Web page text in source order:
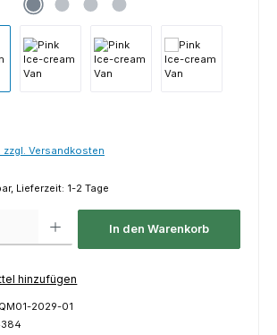
zzgl. Versandkosten
Lieferzeit: 1-2 Tage
In den Warenkorb
hinzufügen
QM01-2029-01